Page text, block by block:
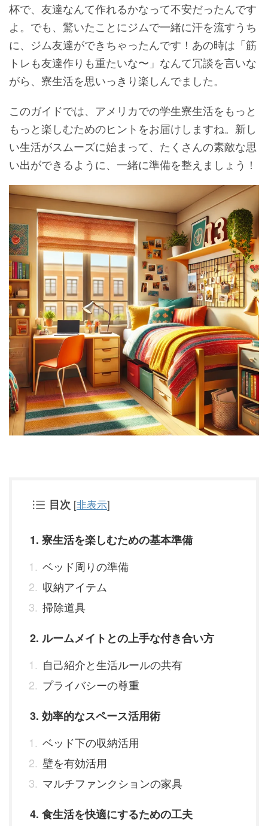
杯で、友達なんて作れるかなって不安だったんです
よ。でも、驚いたことにジムで一緒に汗を流すうち
に、ジム友達ができちゃったんです！あの時は「筋
トレも友達作りも重たいな〜」なんて冗談を言いな
がら、寮生活を思いっきり楽しんでました。
このガイドでは、アメリカでの学生寮生活をもっと
もっと楽しむためのヒントをお届けしますね。新し
い生活がスムーズに始まって、たくさんの素敵な思
い出ができるように、一緒に準備を整えましょう！
目次 [非表示]
1. 寮生活を楽しむための基本準備
ベッド周りの準備
収納アイテム
掃除道具
2. ルームメイトとの上手な付き合い方
自己紹介と生活ルールの共有
プライバシーの尊重
3. 効率的なスペース活用術
ベッド下の収納活用
壁を有効活用
マルチファンクションの家具
4. 食生活を快適にするための工夫